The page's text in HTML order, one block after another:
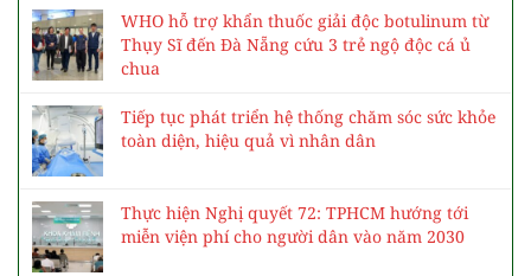
WHO hỗ trợ khẩn thuốc giải độc botulinum từ
Thụy Sĩ đến Đà Nẵng cứu 3 trẻ ngộ độc cá ủ
chua
Tiếp tục phát triển hệ thống chăm sóc sức khỏe
toàn diện, hiệu quả vì nhân dân
Thực hiện Nghị quyết 72: TPHCM hướng tới
miễn viện phí cho người dân vào năm 2030